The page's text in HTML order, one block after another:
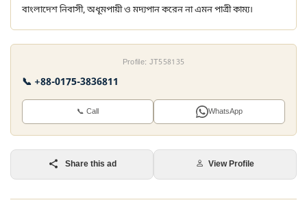
বাংলাদেশ নিবাসী, অধূমপায়ী ও মদ্যপান করেন না এমন পাত্রী কাম্য।
Profile: JT558135
📞 +88-0175-3836811
📞 Call WhatsApp
Share this ad View Profile